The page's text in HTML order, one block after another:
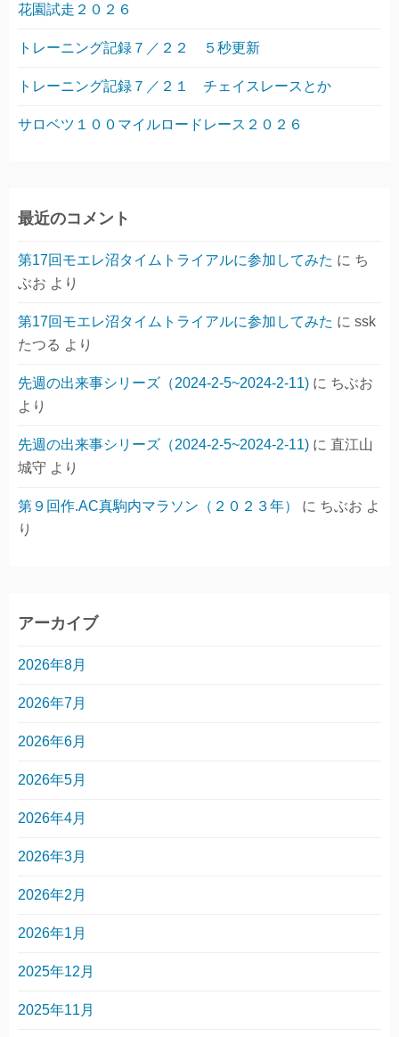
花園試走２０２６
トレーニング記録７／２２ ５秒更新
トレーニング記録７／２１ チェイスレースとか
サロベツ１００マイルロードレース２０２６
最近のコメント
第17回モエレ沼タイムトライアルに参加してみた に ち
ぶお より
第17回モエレ沼タイムトライアルに参加してみた に ssk
たつる より
先週の出来事シリーズ（2024-2-5~2024-2-11) に ちぶお
より
先週の出来事シリーズ（2024-2-5~2024-2-11) に 直江山
城守 より
第９回作.AC真駒内マラソン（２０２３年） に ちぶお よ
り
アーカイブ
2026年8月
2026年7月
2026年6月
2026年5月
2026年4月
2026年3月
2026年2月
2026年1月
2025年12月
2025年11月